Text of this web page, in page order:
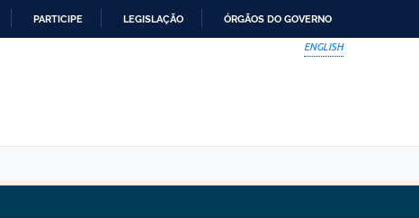
PARTICIPE LEGISLAÇÃO ÓRGÃOS DO GOVERNO
ENGLISH